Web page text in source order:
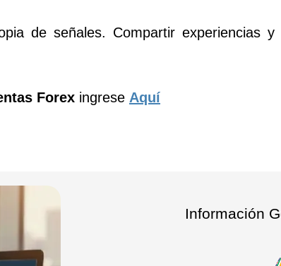
de señales. Compartir experiencias
Forex ingrese Aquí
Información